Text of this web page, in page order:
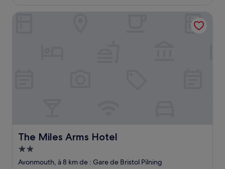
de
61 €
The Miles Arms Hotel
The Miles Arms Hotel
Hébergement
2.0 étoiles
Avonmouth, à 8 km de : Gare de Bristol Pilning